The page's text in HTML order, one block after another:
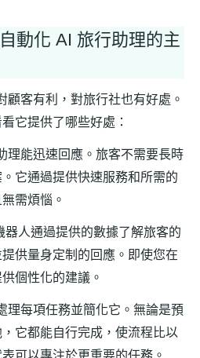
動化 AI 旅行助理的主
顧客有利，對旅行社也有好處。
它提供了哪些好處：
理能迅速回應。旅客不需要長時
它通過提供快速服務和所需的
需煩惱。
器人通過提供的數據了解旅客的
供量身定制的回應。即使您在
個性化的建議。
理每項任務並簡化它。無論是預
它都能自行完成，使流程比以